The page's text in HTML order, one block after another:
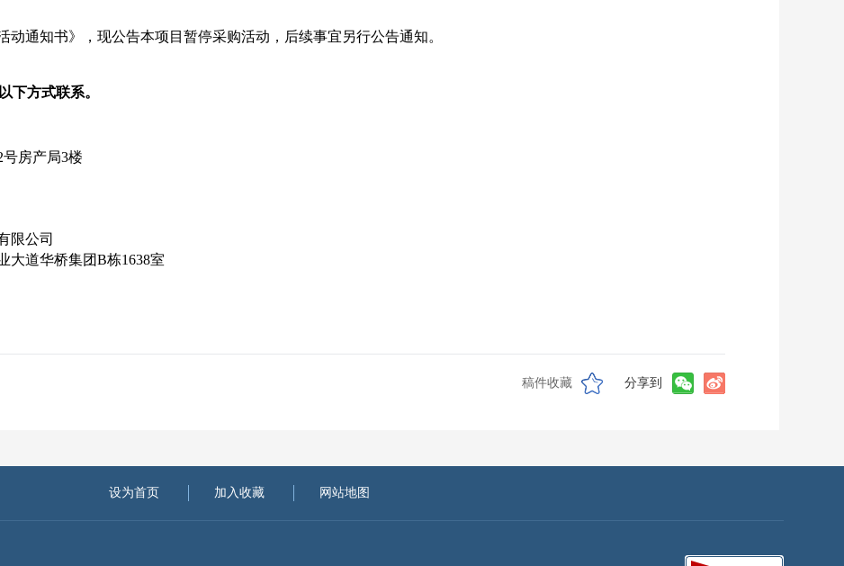
通知书》，现公告本项目暂停采购活动，后续事宜另行公告通知。
下方式联系。
房产局3楼
限公司
大道华桥集团B栋1638室
稿件收藏 分享到
设为首页 加入收藏 网站地图